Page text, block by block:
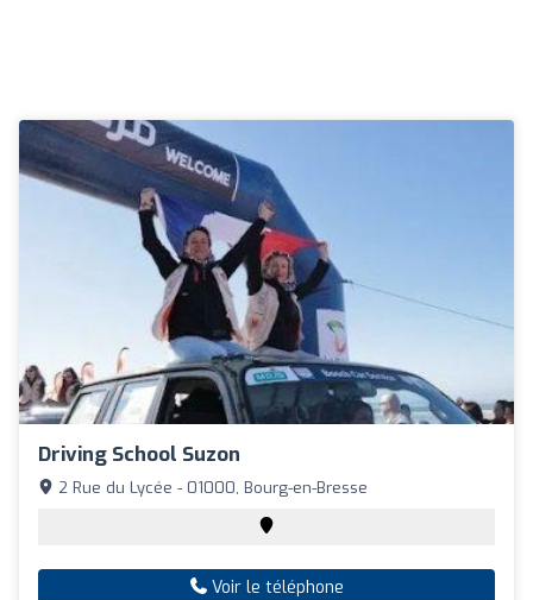
Driving School Suzon
2 Rue du Lycée - 01000, Bourg-en-Bresse
Voir le téléphone